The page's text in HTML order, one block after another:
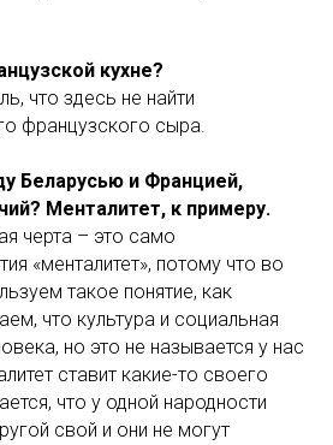
кухне?
что здесь не найти
французского сыра.
Беларусью и Францией,
Менталитет, к примеру.
черта – это само
«менталитет», потому что во
такое понятие, как
что культура и социальная
но это не называется у нас
ставит какие-то своего
что у одной народности
свой и они не могут